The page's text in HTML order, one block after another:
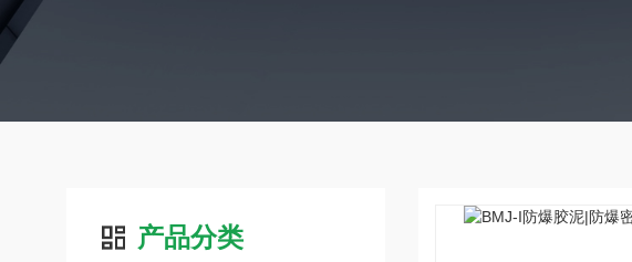
产品分类